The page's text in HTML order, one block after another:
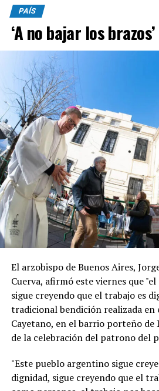
PAÍS
‘A no bajar los brazos’
El arzobispo de Buenos Aires,
Cuerva, afirmó este viernes que
sigue creyendo que el trabajo es
tradicional bendición realizada en
Cayetano, en el barrio porteño de
de la celebración del patrono del
"Este pueblo argentino sigue
dignidad, sigue creyendo que el